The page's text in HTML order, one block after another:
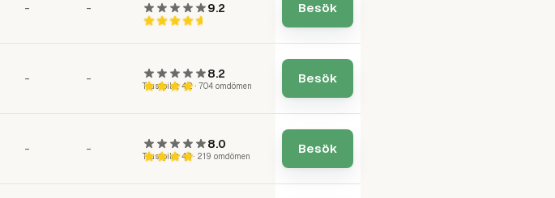
- - 9.2 Besök
- - 8.2
Trustpilot4,2· 704 omdömen
Besök
- - 8.0
Trustpilot4,3· 219 omdömen
Besök